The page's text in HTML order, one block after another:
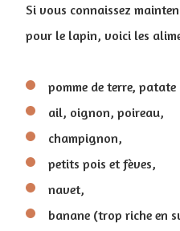
Si vous connaissez
pour le lapin, voici les
pomme de terre, patate
ail, oignon, poireau,
champignon,
petits pois et fèves,
navet,
banane (trop riche en